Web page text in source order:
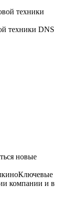
техники DNS
новые
Ключевые
компании и в